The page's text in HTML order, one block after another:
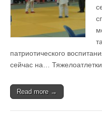
патриотического
сейчас на… Тяжелоатлетки
Read more →